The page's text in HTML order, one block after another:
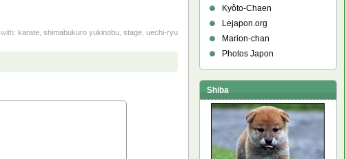
karate, shimabukuro yukinobu, stage, uechi-ryu
Kyôto-Chaen
Lejapon.org
Marion-chan
Photos Japon
Shiba